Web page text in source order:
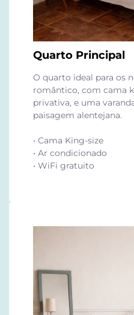
Quarto Principal
O quarto ideal para os
romântico, com cama
privativa, e uma
paisagem alentejana.
• Cama King-size
• Ar condicionado
• WiFi gratuito